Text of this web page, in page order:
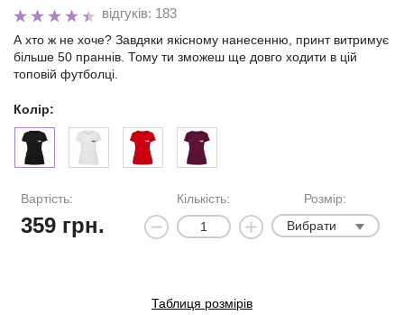
відгуків: 183
А хто ж не хоче? Завдяки якісному нанесенню, принт витримує
більше 50 праннів. Тому ти зможеш ще довго ходити в цій
топовій футболці.
Колір:
Вартість:
359грн.
Кількість:
Розмір:
Вибрати
Таблиця розмірів